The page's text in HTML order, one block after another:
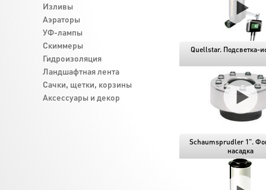
Quellstar. Подсветка-
Schaumsprudler 1".
насадка
Изливы
Аэраторы
УФ-лампы
Скиммеры
Гидроизоляция
Ландшафтная лента
Cачки, щетки, корзины
Аксессуары и декор